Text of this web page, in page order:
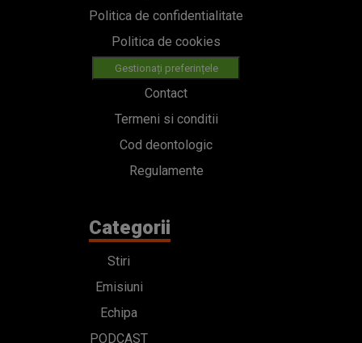
Politica de confidentialitate
Politica de cookies
Gestionați preferințele
Contact
Termeni si conditii
Cod deontologic
Regulamente
Categorii
Stiri
Emisiuni
Echipa
PODCAST